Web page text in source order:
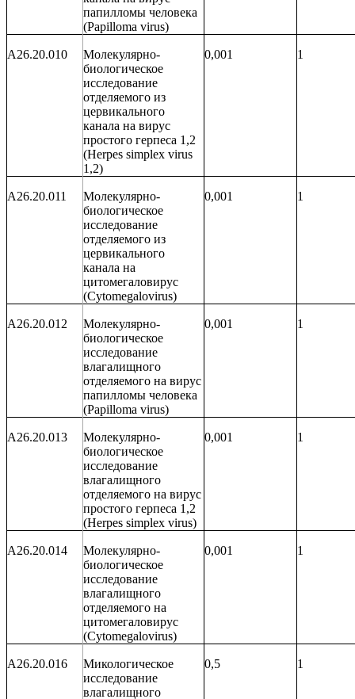
папилломы человека
(Papilloma virus)
A26.20.010
Молекулярно-
биологическое
исследование
отделяемого из
цервикального
канала на вирус
простого герпеса 1,2
(Herpes simplex virus
1,2)
0,001 1
A26.20.011
Молекулярно-
биологическое
исследование
отделяемого из
цервикального
канала на
цитомегаловирус
(Cytomegalovirus)
0,001 1
A26.20.012
Молекулярно-
биологическое
исследование
влагалищного
отделяемого на вирус
папилломы человека
(Papilloma virus)
0,001 1
A26.20.013
Молекулярно-
биологическое
исследование
влагалищного
отделяемого на вирус
простого герпеса 1,2
(Herpes simplex virus)
0,001 1
A26.20.014
Молекулярно-
биологическое
исследование
влагалищного
отделяемого на
цитомегаловирус
(Cytomegalovirus)
0,001 1
A26.20.016
Микологическое
исследование
влагалищного
0,5 1